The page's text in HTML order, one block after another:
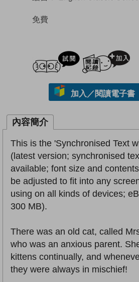
免費
試閲
加入／閱讀電子書
內容簡介
This is the 'Synchronised Text
(latest version; synchronised
available; font size and
be adjusted to fit into any
using on all kinds of devices;
300 MB).
There was an old cat, called
who was an anxious parent.
kittens continually, and
they were always in mischief!